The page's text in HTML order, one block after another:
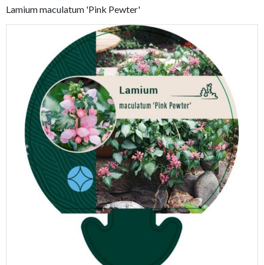
Lamium maculatum 'Pink Pewter'
Previous